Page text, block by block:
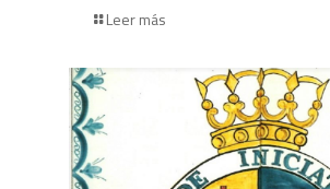
Leer más